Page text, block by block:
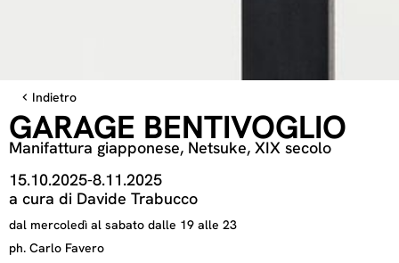
Indietro
GARAGE BENTIVOGLIO
Manifattura giapponese, Netsuke, XIX secolo
15.10.2025-8.11.2025
a cura di Davide Trabucco
dal mercoledì al sabato dalle 19 alle 23
ph. Carlo Favero